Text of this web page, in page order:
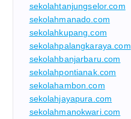
sekolahtanjungselor.com
sekolahmanado.com
sekolahkupang.com
sekolahpalangkaraya.com
sekolahbanjarbaru.com
sekolahpontianak.com
sekolahambon.com
sekolahjayapura.com
sekolahmanokwari.com